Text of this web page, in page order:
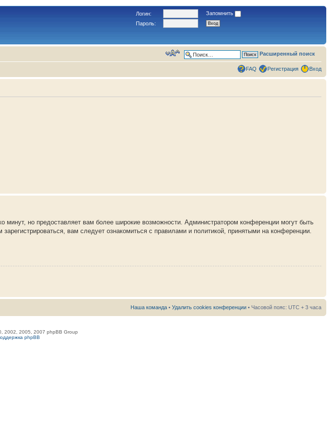
Логин:
Запомнить
Пароль:
Расширенный поиск
FAQ Регистрация Вход
но предоставляет вам более широкие возможности. Администратором конференции могут быть
вам следует ознакомиться с правилами и политикой, принятыми на конференции.
Наша команда • Удалить cookies конференции • Часовой пояс: UTC + 3 часа
2002, 2005, 2007 phpBB Group
phpBB